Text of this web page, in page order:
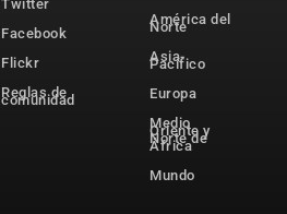
Twitter
Facebook
Flickr
Reglas de
comunidad
América del
Norte
Asia-
Pacífico
Europa
Medio
Oriente y
Norte de
África
Mundo